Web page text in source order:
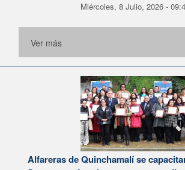
Miércoles, 8 Julio, 2026 -
Ver más
Alfareras de Quinchamalí se